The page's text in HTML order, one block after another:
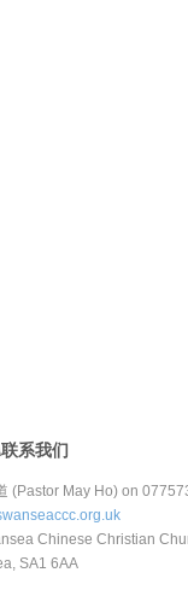
系我们
(Pastor May Ho) on
Chinese Christian
SA1 6AA